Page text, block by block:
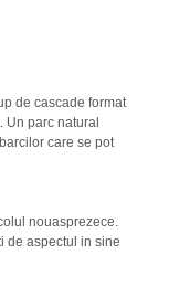
de cascade format
Un parc natural
care se pot
nouasprezece.
de aspectul in sine